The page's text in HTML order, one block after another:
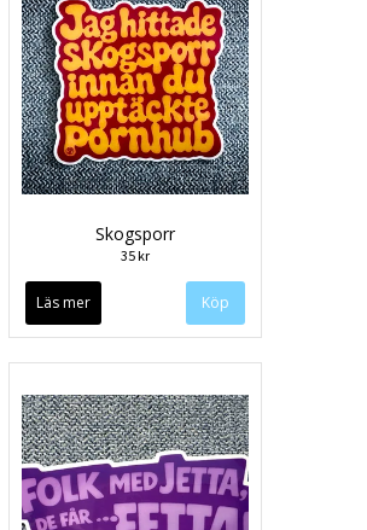
Skogsporr
35 kr
Läs mer